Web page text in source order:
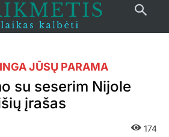
JŪSŲ PARAMA
su seserim Nijole
įrašas
174